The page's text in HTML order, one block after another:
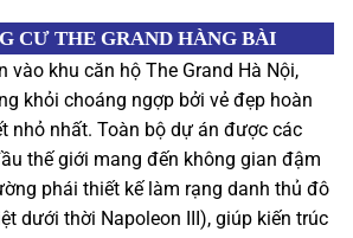
CƯ THE GRAND HÀNG BÀI
vào khu căn hộ The Grand Hà Nội,
khỏi choáng ngợp bởi vẻ đẹp hoàn
nhỏ nhất. Toàn bộ dự án được các
thế giới mang đến không gian đậm
phái thiết kế làm rạng danh thủ đô
dưới thời Napoleon III), giúp kiến trúc